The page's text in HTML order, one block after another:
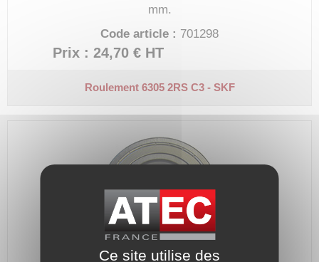
mm.
Code article : 701298
Prix : 24,70 € HT
Roulement 6305 2RS C3 - SKF
Ce site utilise des